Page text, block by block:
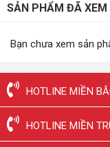
SẢN PHẨM ĐÃ XEM
Bạn chưa xem sản
HOTLINE MIỀN
HOTLINE MIỀN